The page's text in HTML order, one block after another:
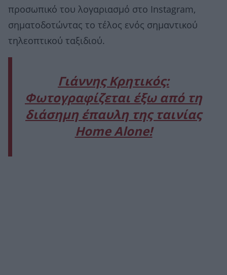
προσωπικό του λογαριασμό στο Instagram,
σηματοδοτώντας το τέλος ενός σημαντικού
τηλεοπτικού ταξιδιού.
Γιάννης Κρητικός:
Φωτογραφίζεται έξω από τη
διάσημη έπαυλη της ταινίας
Home Alone!